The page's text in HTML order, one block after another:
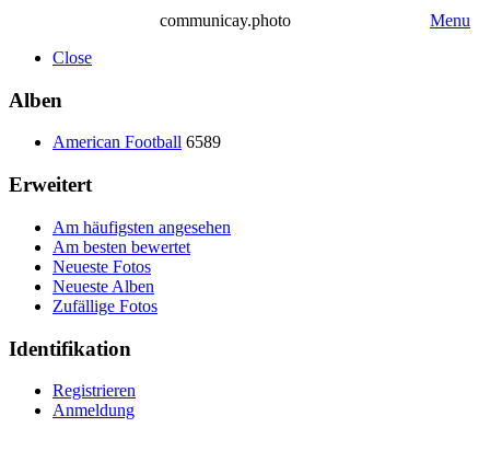
communicay.photo
Menu
Close
Alben
American Football 6589
Erweitert
Am häufigsten angesehen
Am besten bewertet
Neueste Fotos
Neueste Alben
Zufällige Fotos
Identifikation
Registrieren
Anmeldung